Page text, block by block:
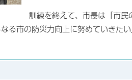
訓練を終えて、市長は「市民
る市の防災力向上に努めていきた